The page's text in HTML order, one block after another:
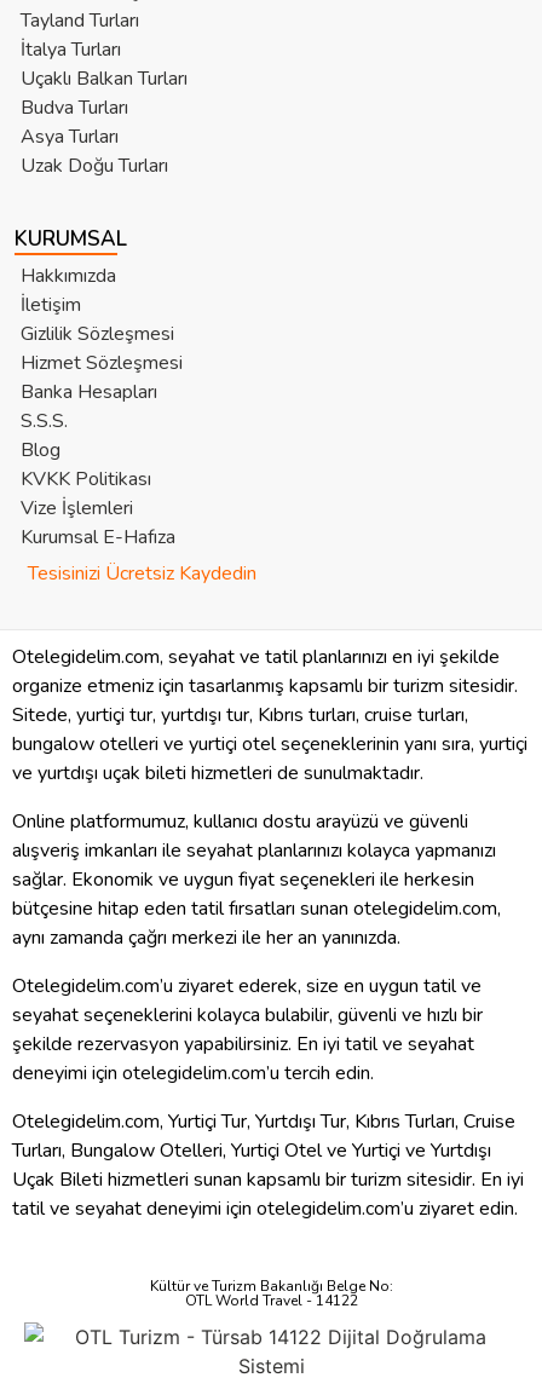
Tayland Turları
İtalya Turları
Uçaklı Balkan Turları
Budva Turları
Asya Turları
Uzak Doğu Turları
KURUMSAL
Hakkımızda
İletişim
Gizlilik Sözleşmesi
Hizmet Sözleşmesi
Banka Hesapları
S.S.S.
Blog
KVKK Politikası
Vize İşlemleri
Kurumsal E-Hafıza
Tesisinizi Ücretsiz Kaydedin
Otelegidelim.com, seyahat ve tatil planlarınızı en iyi şekilde
organize etmeniz için tasarlanmış kapsamlı bir turizm sitesidir.
Sitede, yurtiçi tur, yurtdışı tur, Kıbrıs turları, cruise turları,
bungalow otelleri ve yurtiçi otel seçeneklerinin yanı sıra, yurtiçi
ve yurtdışı uçak bileti hizmetleri de sunulmaktadır.
Online platformumuz, kullanıcı dostu arayüzü ve güvenli
alışveriş imkanları ile seyahat planlarınızı kolayca yapmanızı
sağlar. Ekonomik ve uygun fiyat seçenekleri ile herkesin
bütçesine hitap eden tatil fırsatları sunan otelegidelim.com,
aynı zamanda çağrı merkezi ile her an yanınızda.
Otelegidelim.com’u ziyaret ederek, size en uygun tatil ve
seyahat seçeneklerini kolayca bulabilir, güvenli ve hızlı bir
şekilde rezervasyon yapabilirsiniz. En iyi tatil ve seyahat
deneyimi için otelegidelim.com’u tercih edin.
Otelegidelim.com, Yurtiçi Tur, Yurtdışı Tur, Kıbrıs Turları, Cruise
Turları, Bungalow Otelleri, Yurtiçi Otel ve Yurtiçi ve Yurtdışı
Uçak Bileti hizmetleri sunan kapsamlı bir turizm sitesidir. En iyi
tatil ve seyahat deneyimi için otelegidelim.com’u ziyaret edin.
Kültür ve Turizm Bakanlığı Belge No:
OTL World Travel - 14122